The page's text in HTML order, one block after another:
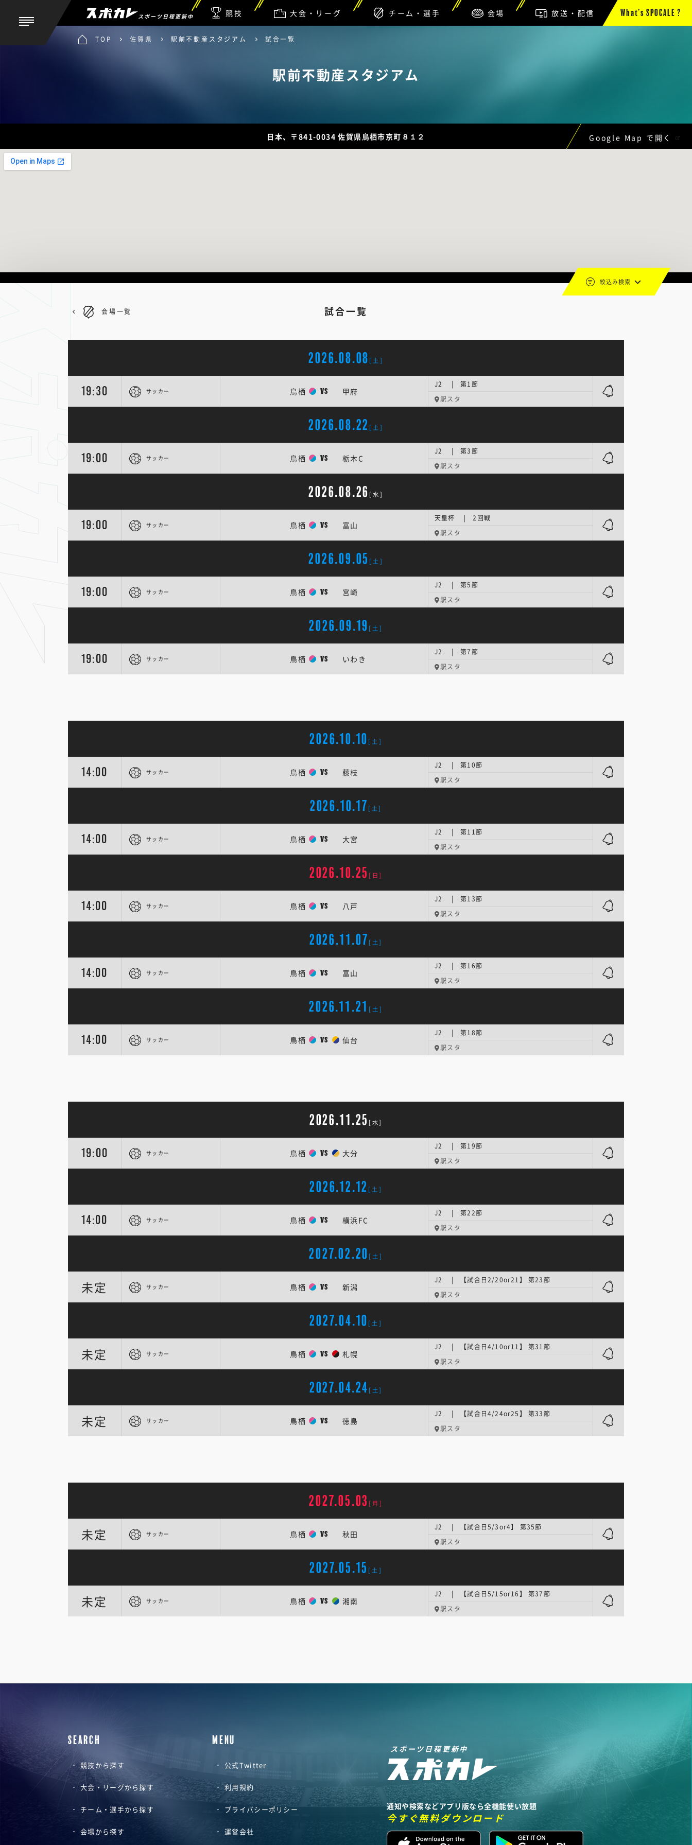
スポーツ日程更新中 競技 大会・リーグ チーム・選手 会場 放送・配信 What’s SPOCALE ?
TOP 佐賀県 駅前不動産スタジアム 試合一覧
駅前不動産スタジアム
日本、〒841-0034 佐賀県鳥栖市京町８１２ Google Map で開く
試合一覧
絞込み検索
会場一覧
2026.08.08 [土]
19:30 サッカー 鳥栖 VS 甲府
J2 | 第1節
駅スタ
2026.08.22 [土]
19:00 サッカー 鳥栖 VS 栃木C
J2 | 第3節
駅スタ
2026.08.26 [水]
19:00 サッカー 鳥栖 VS 富山
天皇杯 | 2回戦
駅スタ
2026.09.05 [土]
19:00 サッカー 鳥栖 VS 宮崎
J2 | 第5節
駅スタ
2026.09.19 [土]
19:00 サッカー 鳥栖 VS いわき
J2 | 第7節
駅スタ
2026.10.10 [土]
14:00 サッカー 鳥栖 VS 藤枝
J2 | 第10節
駅スタ
2026.10.17 [土]
14:00 サッカー 鳥栖 VS 大宮
J2 | 第11節
駅スタ
2026.10.25 [日]
14:00 サッカー 鳥栖 VS 八戸
J2 | 第13節
駅スタ
2026.11.07 [土]
14:00 サッカー 鳥栖 VS 富山
J2 | 第16節
駅スタ
2026.11.21 [土]
14:00 サッカー 鳥栖 VS 仙台
J2 | 第18節
駅スタ
2026.11.25 [水]
19:00 サッカー 鳥栖 VS 大分
J2 | 第19節
駅スタ
2026.12.12 [土]
14:00 サッカー 鳥栖 VS 横浜FC
J2 | 第22節
駅スタ
2027.02.20 [土]
未定 サッカー 鳥栖 VS 新潟
J2 | 【試合日2/20or21】 第23節
駅スタ
2027.04.10 [土]
未定 サッカー 鳥栖 VS 札幌
J2 | 【試合日4/10or11】 第31節
駅スタ
2027.04.24 [土]
未定 サッカー 鳥栖 VS 徳島
J2 | 【試合日4/24or25】 第33節
駅スタ
2027.05.03 [月]
未定 サッカー 鳥栖 VS 秋田
J2 | 【試合日5/3or4】 第35節
駅スタ
2027.05.15 [土]
未定 サッカー 鳥栖 VS 湘南
J2 | 【試合日5/15or16】 第37節
駅スタ
SEARCH
競技から探す
大会・リーグから探す
チーム・選手から探す
会場から探す
MENU
公式Twitter
利用規約
プライバシーポリシー
運営会社
スポーツ日程更新中
通知や検索などアプリ版なら全機能使い放題
今すぐ無料ダウンロード